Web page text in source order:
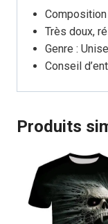
Très doux,
Genre :
Conseil
Produits